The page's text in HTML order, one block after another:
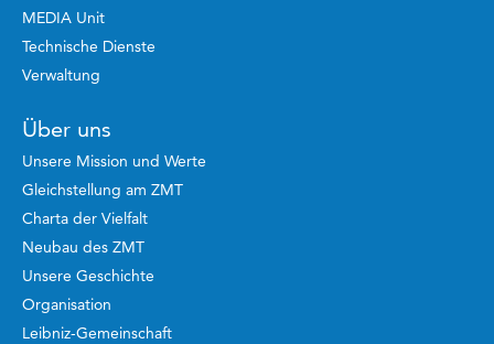
MEDIA Unit
Technische Dienste
Verwaltung
Über uns
Unsere Mission und Werte
Gleichstellung am ZMT
Charta der Vielfalt
Neubau des ZMT
Unsere Geschichte
Organisation
Leibniz-Gemeinschaft